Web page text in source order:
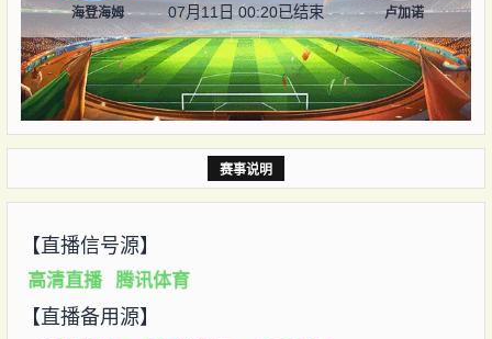
海登海姆 07月11日 00:20已结束 卢加诺
赛事说明
【直播信号源】
高清直播 腾讯体育
【直播备用源】